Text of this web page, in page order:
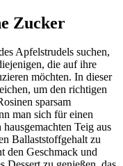
Zucker
Apfelstrudels suchen,
die auf ihre
möchten. In dieser
um den richtigen
sparsam
man sich für einen
Teig aus
Ballaststoffgehalt zu
den Geschmack und